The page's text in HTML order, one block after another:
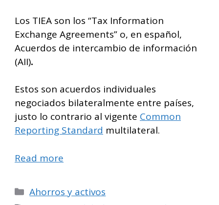
Los TIEA son los “Tax Information
Exchange Agreements” o, en español,
Acuerdos de intercambio de información
(AII).
Estos son acuerdos individuales
negociados bilateralmente entre países,
justo lo contrario al vigente Common
Reporting Standard multilateral.
Read more
Categorías
Ahorros y activos